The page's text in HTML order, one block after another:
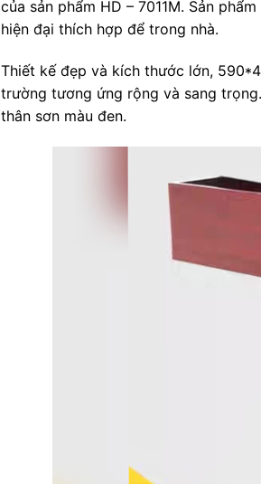
của sản phẩm HD – 7011M. Sản
hiện đại thích hợp để trong nhà.
Thiết kế đẹp và kích thước lớn,
trường tương ứng rộng và sang
thân sơn màu đen.